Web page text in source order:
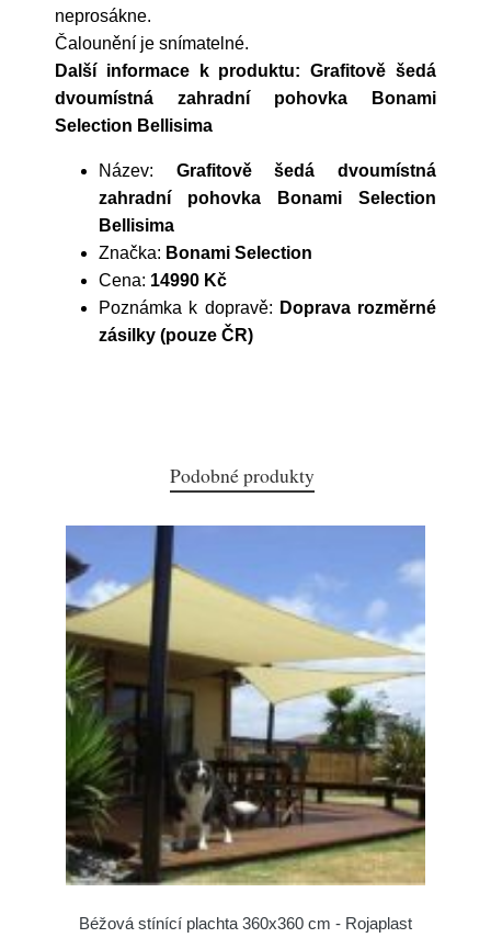
neprosákne.
Čalounění je snímatelné.
Další informace k produktu: Grafitově šedá
dvoumístná zahradní pohovka Bonami
Selection Bellisima
Název: Grafitově šedá dvoumístná
zahradní pohovka Bonami Selection
Bellisima
Značka: Bonami Selection
Cena: 14990 Kč
Poznámka k dopravě: Doprava rozměrné
zásilky (pouze ČR)
Podobné produkty
Béžová stínící plachta 360x360 cm - Rojaplast